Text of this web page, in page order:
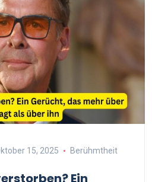
15, 2025 Berühmtheit
Ein